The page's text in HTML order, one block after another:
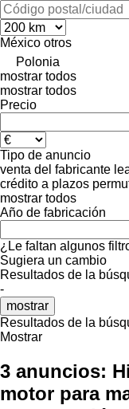
México otros
Polonia
mostrar todos
mostrar todos
Precio
Tipo de anuncio
venta del fabricante
crédito a plazos
mostrar todos
Año de fabricación
¿Le faltan algunos
Sugiera un cambio
Resultados de la
-
mostrar
Resultados de la
Mostrar
3 anuncios:
motor para